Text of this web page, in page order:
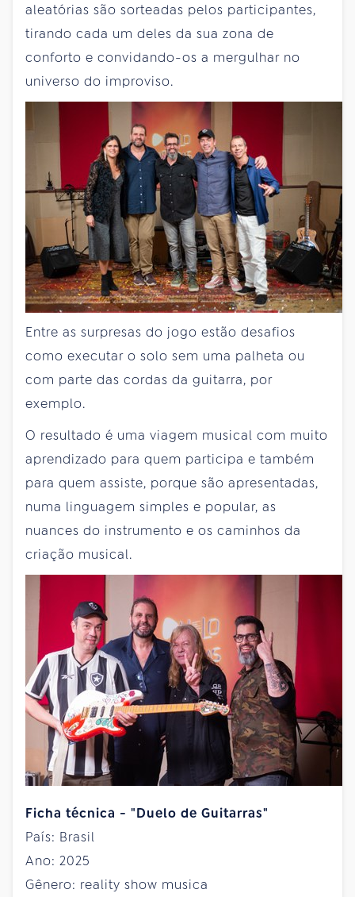
aleatórias são sorteadas pelos participantes,
tirando cada um deles da sua zona de
conforto e convidando-os a mergulhar no
universo do improviso.
Entre as surpresas do jogo estão desafios
como executar o solo sem uma palheta ou
com parte das cordas da guitarra, por
exemplo.
O resultado é uma viagem musical com muito
aprendizado para quem participa e também
para quem assiste, porque são apresentadas,
numa linguagem simples e popular, as
nuances do instrumento e os caminhos da
criação musical.
Ficha técnica - "Duelo de Guitarras"
País: Brasil
Ano: 2025
Gênero: reality show musica